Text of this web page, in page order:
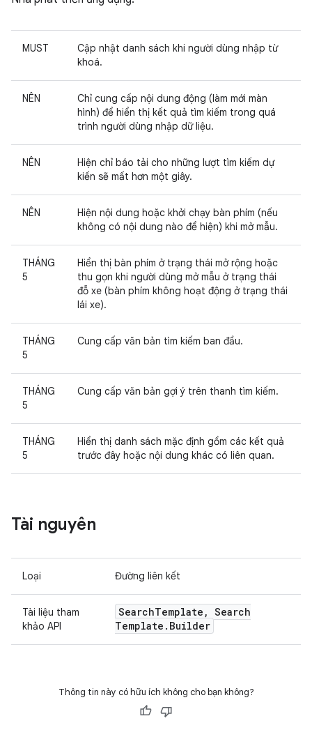
MUST
Cập nhật danh sách khi người dùng nhập từ
khoá.
NÊN
Chỉ cung cấp nội dung động (làm mới màn
hình) để hiển thị kết quả tìm kiếm trong quá
trình người dùng nhập dữ liệu.
NÊN
Hiện chỉ báo tải cho những lượt tìm kiếm dự
kiến sẽ mất hơn một giây.
NÊN
Hiện nội dung hoặc khởi chạy bàn phím (nếu
không có nội dung nào để hiện) khi mở mẫu.
THÁNG
5
Hiển thị bàn phím ở trạng thái mở rộng hoặc
thu gọn khi người dùng mở mẫu ở trạng thái
đỗ xe (bàn phím không hoạt động ở trạng thái
lái xe).
THÁNG
5
Cung cấp văn bản tìm kiếm ban đầu.
THÁNG
5
Cung cấp văn bản gợi ý trên thanh tìm kiếm.
THÁNG
5
Hiển thị danh sách mặc định gồm các kết quả
trước đây hoặc nội dung khác có liên quan.
Tài nguyên
Loại Đường liên kết
Tài liệu tham
khảo API
SearchTemplate , Search
Template . Builder
Thông tin này có hữu ích không cho bạn không?